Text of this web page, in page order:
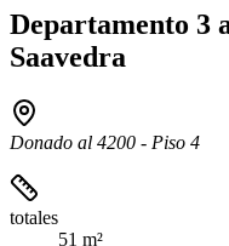
Departamento 3
Saavedra
Donado al 4200 - Piso 4
totales
51 m²